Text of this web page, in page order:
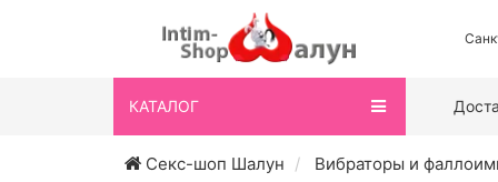
КАТАЛОГ
Секс-шоп Шалун Вибраторы и